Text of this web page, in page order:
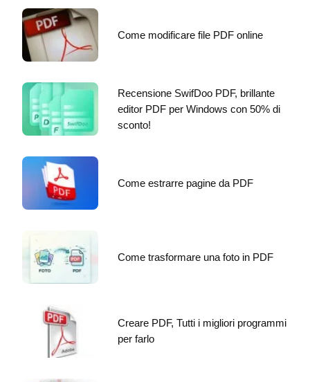
Come modificare file PDF online
Recensione SwifDoo PDF, brillante
editor PDF per Windows con 50% di
sconto!
Come estrarre pagine da PDF
Come trasformare una foto in PDF
Creare PDF, Tutti i migliori programmi
per farlo